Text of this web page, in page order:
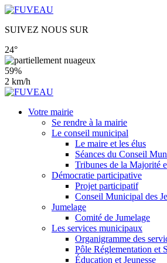
SUIVEZ NOUS SUR
24°
59%
2 km/h
Votre mairie
Se rendre à la mairie
Le conseil municipal
Le maire et les élus
Séances du Conseil
Tribunes de la Majorité
Démocratie participative
Projet participatif
Conseil Municipal des
Jumelage
Comité de Jumelage
Les services municipaux
Organigramme des
Pôle Réglementation et
Éducation et Jeunesse